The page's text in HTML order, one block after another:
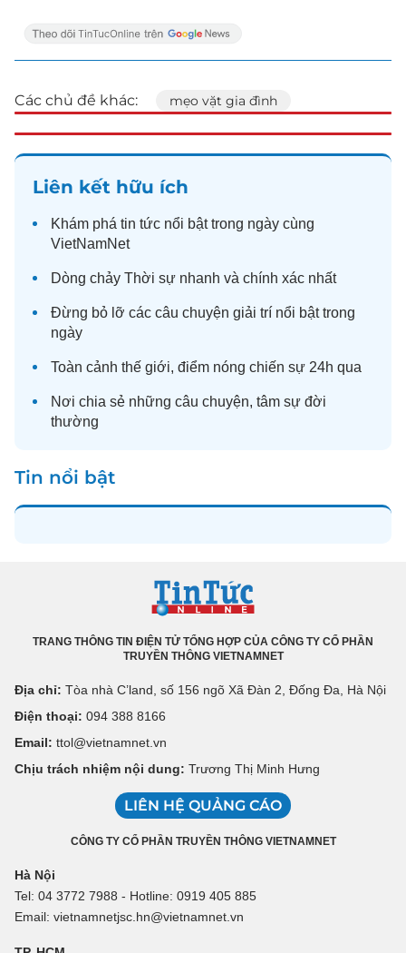
Các chủ đề khác: mẹo vặt gia đình
Liên kết hữu ích
Khám phá tin tức nổi bật trong ngày cùng
VietNamNet
Dòng chảy Thời sự nhanh và chính xác nhất
Đừng bỏ lỡ các câu chuyện giải trí nổi bật trong
ngày
Toàn cảnh thế giới, điểm nóng chiến sự 24h qua
Nơi chia sẻ những câu chuyện, tâm sự đời
thường
Tin nổi bật
TRANG THÔNG TIN ĐIỆN TỬ TỔNG HỢP CỦA CÔNG TY CỔ PHẦN
TRUYỀN THÔNG VIETNAMNET
Địa chỉ: Tòa nhà C’land, số 156 ngõ Xã Đàn 2, Đống Đa, Hà Nội
Điện thoại: 094 388 8166
Email: ttol@vietnamnet.vn
Chịu trách nhiệm nội dung: Trương Thị Minh Hưng
LIÊN HỆ QUẢNG CÁO
CÔNG TY CỔ PHẦN TRUYỀN THÔNG VIETNAMNET
Hà Nội
Tel: 04 3772 7988 - Hotline: 0919 405 885
Email: vietnamnetjsc.hn@vietnamnet.vn